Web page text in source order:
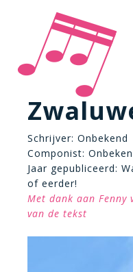
Schrijver: Onbekend
Componist:
Jaar gepubliceerd:
of eerder!
Met dank aan
van de tekst